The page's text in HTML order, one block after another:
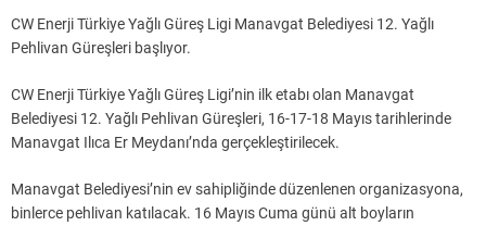
CW Enerji Türkiye Yağlı Güreş Ligi Manavgat Belediyesi 12. Yağlı
Pehlivan Güreşleri başlıyor.
CW Enerji Türkiye Yağlı Güreş Ligi’nin ilk etabı olan Manavgat
Belediyesi 12. Yağlı Pehlivan Güreşleri, 16-17-18 Mayıs tarihlerinde
Manavgat Ilıca Er Meydanı’nda gerçekleştirilecek.
Manavgat Belediyesi’nin ev sahipliğinde düzenlenen organizasyona,
binlerce pehlivan katılacak. 16 Mayıs Cuma günü alt boyların